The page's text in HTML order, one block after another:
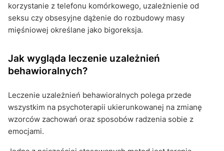
korzystanie z telefonu komórkowego, uzależnienie od
seksu czy obsesyjne dążenie do rozbudowy masy
mięśniowej określane jako bigoreksja.
Jak wygląda leczenie uzależnień
behawioralnych?
Leczenie uzależnień behawioralnych polega przede
wszystkim na psychoterapii ukierunkowanej na zmianę
wzorców zachowań oraz sposobów radzenia sobie z
emocjami.